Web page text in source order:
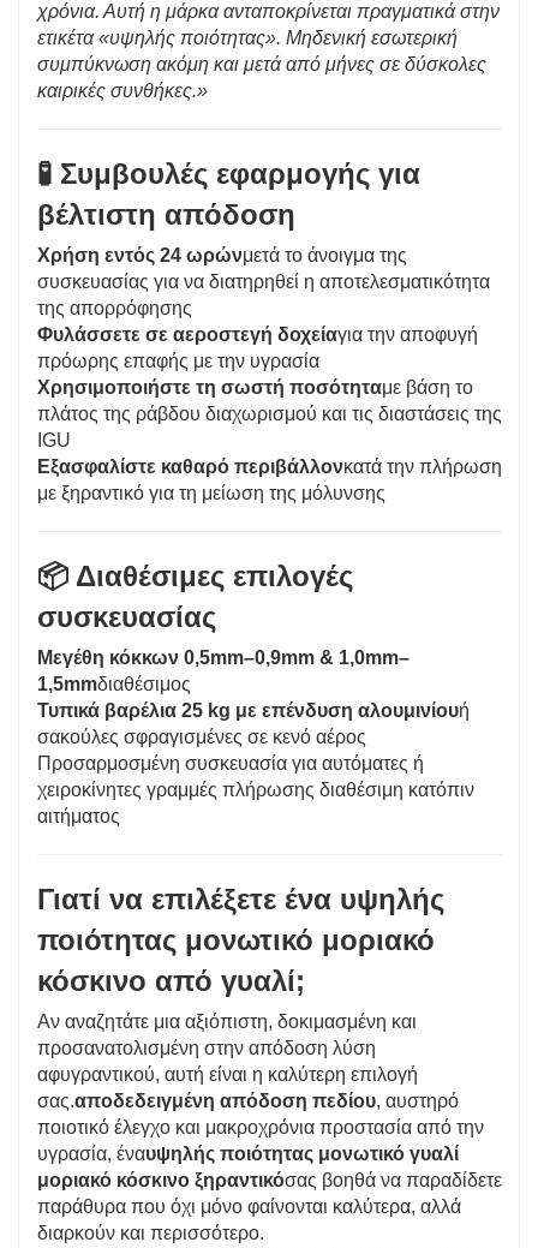
χρόνια. Αυτή η μάρκα ανταποκρίνεται πραγματικά στην
ετικέτα «υψηλής ποιότητας». Μηδενική εσωτερική
συμπύκνωση ακόμη και μετά από μήνες σε δύσκολες
καιρικές συνθήκες.»
🧪 Συμβουλές εφαρμογής για
βέλτιστη απόδοση
Χρήση εντός 24 ωρώνμετά το άνοιγμα της
συσκευασίας για να διατηρηθεί η αποτελεσματικότητα
της απορρόφησης
Φυλάσσετε σε αεροστεγή δοχείαγια την αποφυγή
πρόωρης επαφής με την υγρασία
Χρησιμοποιήστε τη σωστή ποσότηταμε βάση το
πλάτος της ράβδου διαχωρισμού και τις διαστάσεις της
IGU
Εξασφαλίστε καθαρό περιβάλλονκατά την πλήρωση
με ξηραντικό για τη μείωση της μόλυνσης
📦 Διαθέσιμες επιλογές
συσκευασίας
Μεγέθη κόκκων 0,5mm–0,9mm & 1,0mm–
1,5mmδιαθέσιμος
Τυπικά βαρέλια 25 kg με επένδυση αλουμινίουή
σακούλες σφραγισμένες σε κενό αέρος
Προσαρμοσμένη συσκευασία για αυτόματες ή
χειροκίνητες γραμμές πλήρωσης διαθέσιμη κατόπιν
αιτήματος
Γιατί να επιλέξετε ένα υψηλής
ποιότητας μονωτικό μοριακό
κόσκινο από γυαλί;
Αν αναζητάτε μια αξιόπιστη, δοκιμασμένη και
προσανατολισμένη στην απόδοση λύση
αφυγραντικού, αυτή είναι η καλύτερη επιλογή
σας.αποδεδειγμένη απόδοση πεδίου, αυστηρό
ποιοτικό έλεγχο και μακροχρόνια προστασία από την
υγρασία, έναυψηλής ποιότητας μονωτικό γυαλί
μοριακό κόσκινο ξηραντικόσας βοηθά να παραδίδετε
παράθυρα που όχι μόνο φαίνονται καλύτερα, αλλά
διαρκούν και περισσότερο.